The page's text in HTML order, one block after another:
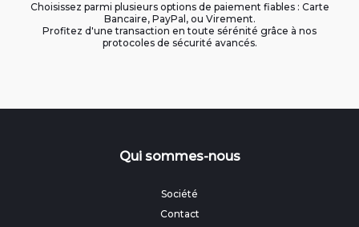
Choisissez parmi plusieurs options de paiement fiables : Carte
Bancaire, PayPal, ou Virement.
Profitez d'une transaction en toute sérénité grâce à nos
protocoles de sécurité avancés.
Qui sommes-nous
Société
Contact